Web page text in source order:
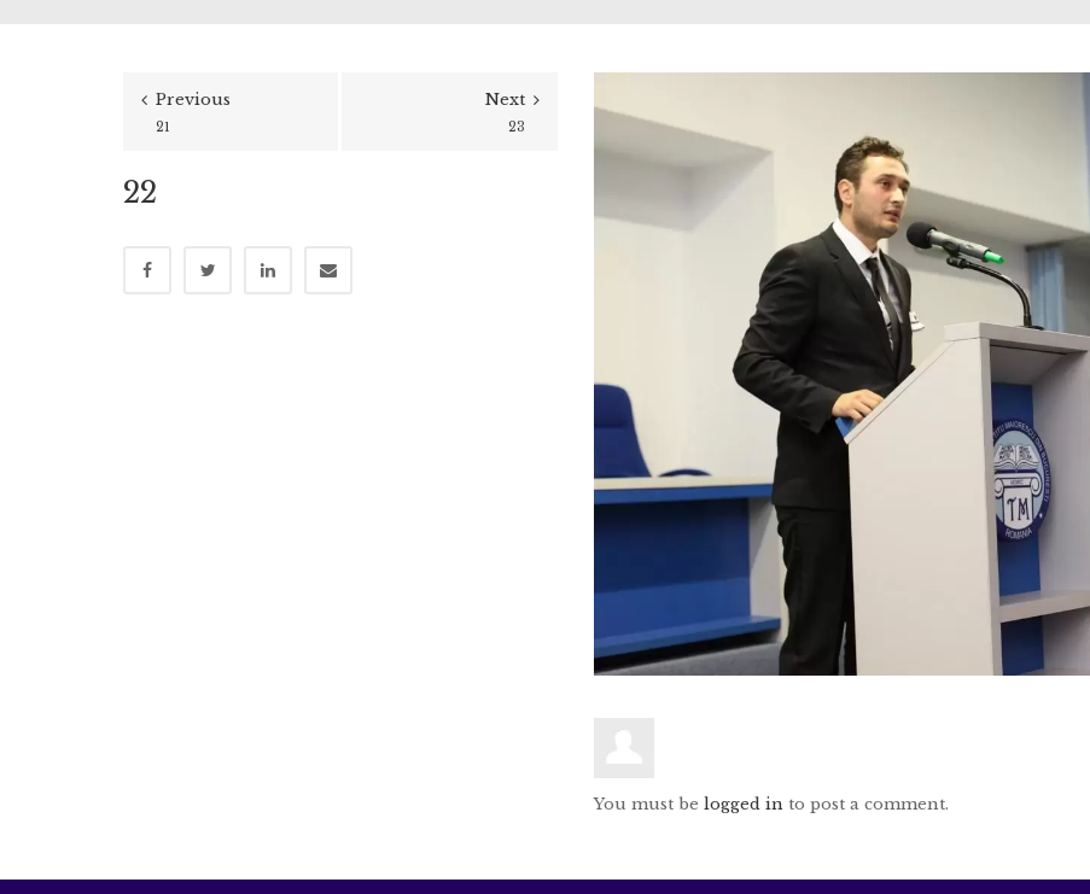
You must be logged in to post a comment.
Previous
21
Next
23
22